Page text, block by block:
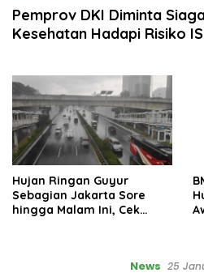
Pemprov DKI Diminta
Kesehatan Hadapi Risiko
Hujan Ringan Guyur
Sebagian Jakarta Sore
hingga Malam Ini, Cek
News 25